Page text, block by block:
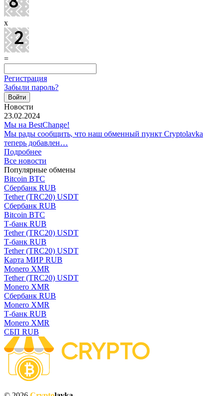
x
=
Регистрация
Забыли пароль?
Новости
23.02.2024
Мы на BestChange!
Мы рады сообщить, что наш обменный пункт Cryptolavka
теперь добавлен…
Подробнее
Все новости
Популярные обмены
Bitcoin BTC
Сбербанк RUB
Tether (TRC20) USDT
Сбербанк RUB
Bitcoin BTC
Т-банк RUB
Tether (TRC20) USDT
Т-банк RUB
Tether (TRC20) USDT
Карта МИР RUB
Monero XMR
Tether (TRC20) USDT
Monero XMR
Сбербанк RUB
Monero XMR
Т-банк RUB
Monero XMR
СБП RUB